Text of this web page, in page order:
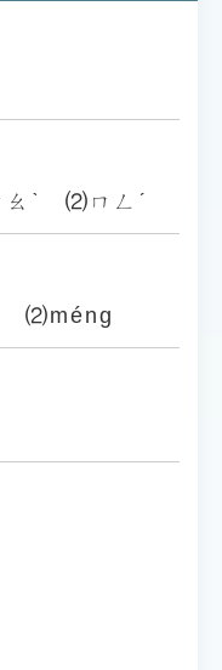
ˋ ⑵ㄇㄥˊ
⑵méng